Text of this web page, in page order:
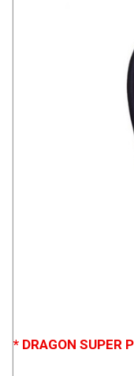
* DRAGON SUPER